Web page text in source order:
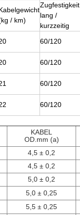
/ km)
Zugfestigkeit
lang /
kurzzeitig
60/120
60/120
60/120
60/120
KABEL
OD.mm (a)
4,5 ± 0,2
4,5 ± 0,2
5,0 ± 0,2
5,0 ± 0,25
5,5 ± 0,25